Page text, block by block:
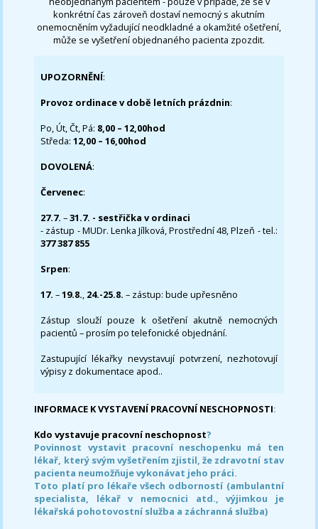
konkrétní čas zároveň dostaví nemocný s akutním
onemocněním vyžadující neodkladné a okamžité ošetření,
může se vyšetření objednaného pacienta zpozdit.
UPOZORNĚNÍ:
Provoz ordinace v době letních prázdnin:
Po, Út, Čt, Pá: 8,00 – 12,00hod
Středa:12,00 – 16,00hod
DOVOLENÁ:
Červenec:
27.7.–31.7. - sestřička v ordinaci
- zástup - MUDr. Lenka Jílková, Prostřední 48, Plzeň - tel.:
377 387 855
Srpen:
17. –19.8., 24.-25.8. – zástup: bude upřesněno
Zástup slouží pouze k ošetření akutně nemocných
pacientů – prosím po telefonické objednání.
Zastupující lékařky nevystavují potvrzení, nezhotovují
výpisy z dokumentace apod..
INFORMACE K VYSTAVENÍ PRACOVNÍ NESCHOPNOSTI:
Kdo vystavuje pracovní neschopnost?
Povinnost vystavit pracovní neschopenku má ten
lékař, který svým vyšetřením zjistil, že zdravotní stav
pacienta neumožňuje vykonávat jeho práci.
Toto platí pro lékaře všech odborností (ambulantní
specialista, lékař v nemocnici atd., výjimkou je
lékařská pohotovostní služba a záchranná služba)